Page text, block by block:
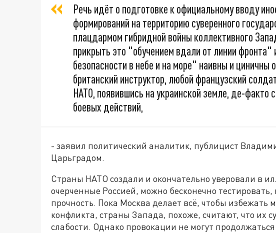
Речь идёт о подготовке к официальному вводу
формирований на территорию суверенного
плацдармом гибридной войны коллективного
прикрыть это "обучением вдали от линии фронта"
безопасности в небе и на море" наивны и
британский инструктор, любой французский
НАТО, появившись на украинской земле, де-факто
боевых действий,
- заявил политический аналитик, публицист
Царьградом.
Страны НАТО создали и окончательно уверовали в
очерченные Россией, можно бесконечно
прочность. Пока Москва делает всё, чтобы избежать
конфликта, страны Запада, похоже, считают, что их
слабости. Однако провокации не могут продолжаться